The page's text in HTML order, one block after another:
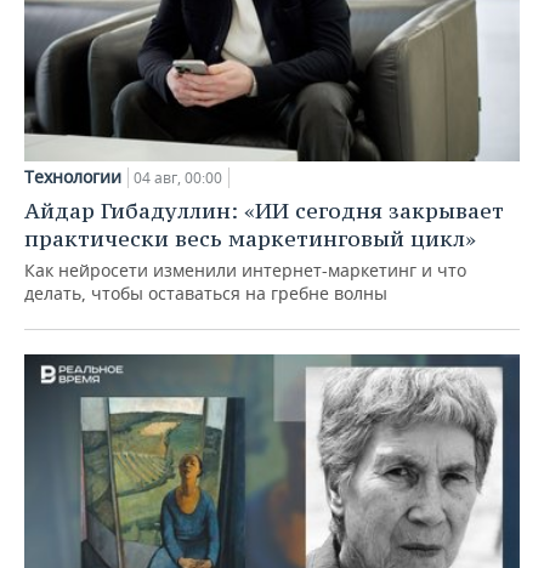
Технологии 04 авг, 00:00
Айдар Гибадуллин: «ИИ сегодня закрывает
практически весь маркетинговый цикл»
Как нейросети изменили интернет-маркетинг и что
делать, чтобы оставаться на гребне волны